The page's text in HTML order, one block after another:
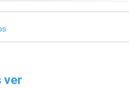
ver